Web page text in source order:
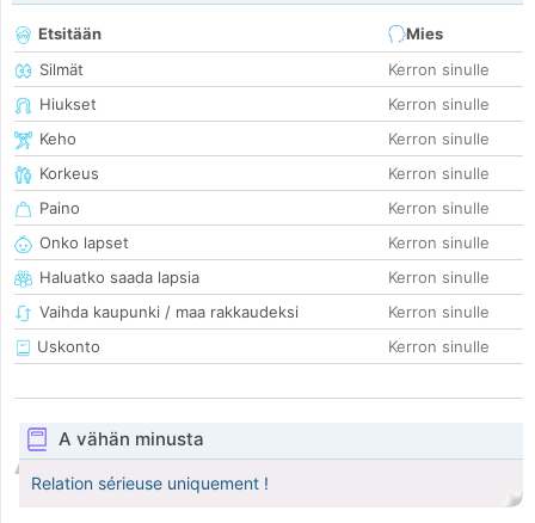
Etsitään
Mies
Silmät
Kerron sinulle
Hiukset
Kerron sinulle
Keho
Kerron sinulle
Korkeus
Kerron sinulle
Paino
Kerron sinulle
Onko lapset
Kerron sinulle
Haluatko saada lapsia
Kerron sinulle
Vaihda kaupunki / maa rakkaudeksi
Kerron sinulle
Uskonto
Kerron sinulle
A vähän minusta
Relation sérieuse uniquement !